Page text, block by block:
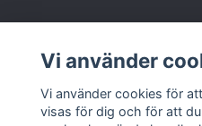
Sociala medier
Vi använder
Vi använder cookies för
visas för dig och för att